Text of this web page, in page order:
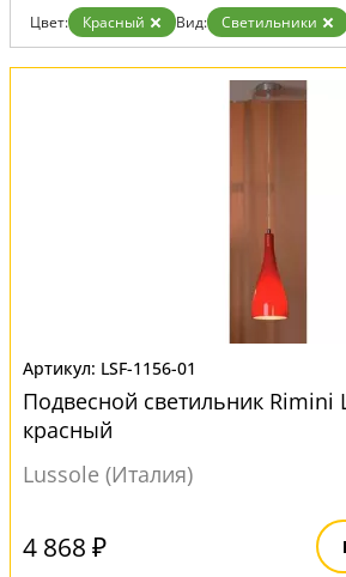
Цвет: Красный Вид: Светильники
LSF-1156-01
Подвесной светильник Rimini
красный
Lussole (Италия)
4 868 ₽